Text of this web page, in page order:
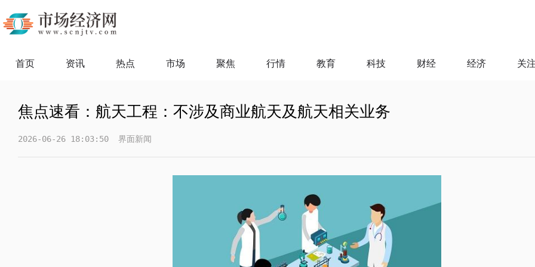
首页 资讯 热点 市场 聚焦 行情 教育 科技 财经 经济 关
焦点速看：航天工程：不涉及商业航天及航天相关业务
2026-06-26 18:03:50 界面新闻